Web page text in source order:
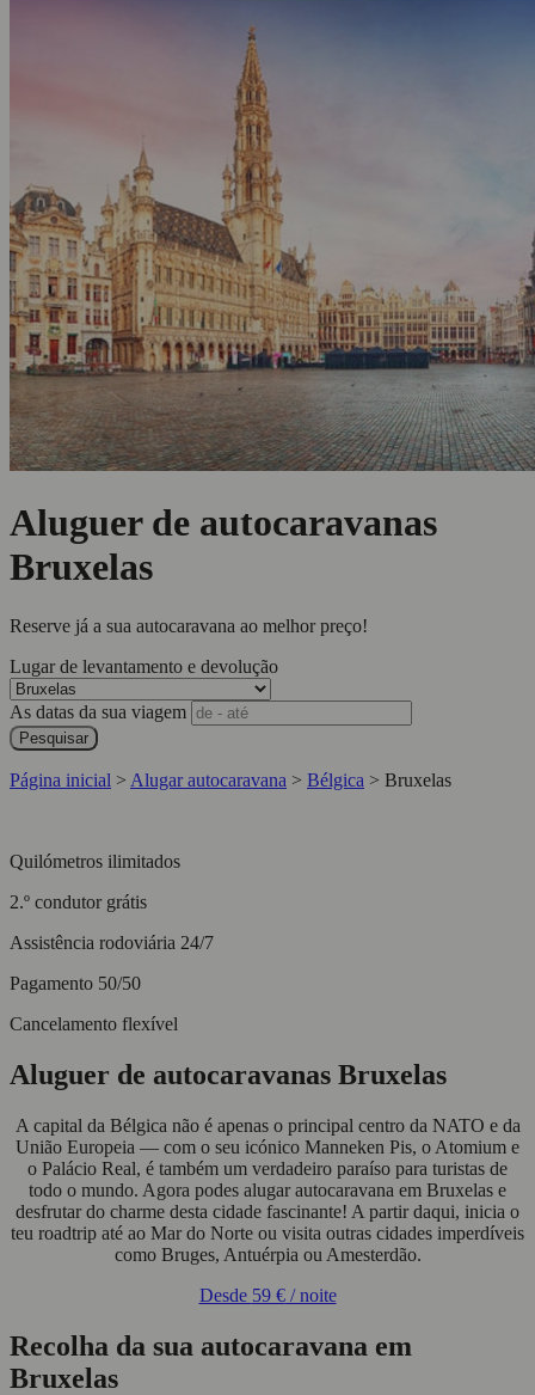
Aluguer de autocaravanas
Bruxelas
Reserve já a sua autocaravana ao melhor preço!
Lugar de levantamento e devolução
As datas da sua viagem
Pesquisar
Página inicial > Alugar autocaravana > Bélgica > Bruxelas
Quilómetros ilimitados
2.º condutor grátis
Assistência rodoviária 24/7
Pagamento 50/50
Cancelamento flexível
Aluguer de autocaravanas Bruxelas
A capital da Bélgica não é apenas o principal centro da NATO e da
União Europeia — com o seu icónico Manneken Pis, o Atomium e
o Palácio Real, é também um verdadeiro paraíso para turistas de
todo o mundo. Agora podes alugar autocaravana em Bruxelas e
desfrutar do charme desta cidade fascinante! A partir daqui, inicia o
teu roadtrip até ao Mar do Norte ou visita outras cidades imperdíveis
como Bruges, Antuérpia ou Amesterdão.
Desde 59 €/ noite
Recolha da sua autocaravana em
Bruxelas